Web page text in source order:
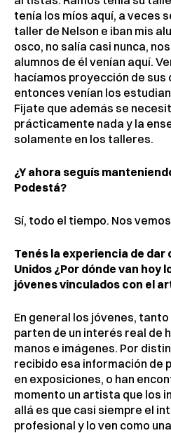
tenía los míos aquí, a veces
taller de Nelson e iban mis
osco, no salía casi nunca,
alumnos de él venían aquí.
hacíamos proyección de sus
entonces venían los
Fijate que además se
prácticamente nada y la
solamente en los talleres.
¿Y ahora seguís
Podestá?
Sí, todo el tiempo. Nos
Tenés la experiencia de dar
Unidos ¿Por dónde van hoy
jóvenes vinculados con el
En general los jóvenes,
parten de un interés real de
manos e imágenes. Por
recibido esa información de
en exposiciones, o han
momento un artista que los
allá es que casi siempre el
profesional y lo ven como